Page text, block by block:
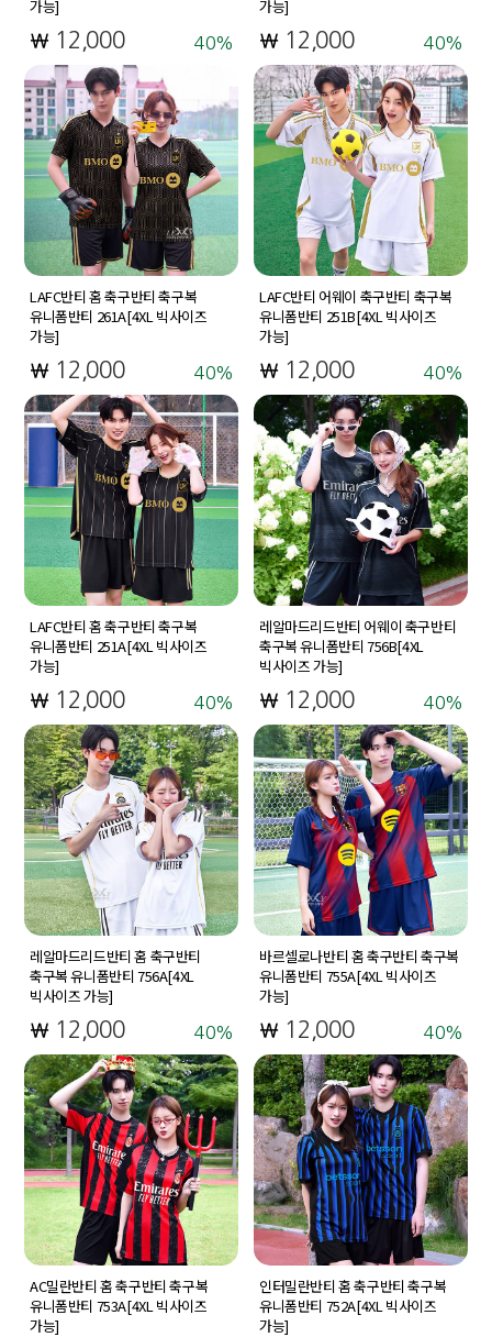
가능]
12,000 40
가능]
12,000 40
LAFC반티 홈 축구반티 축구복
유니폼반티 261A[4XL 빅사이즈
가능]
12,000 40
LAFC반티 어웨이 축구반티 축구복
유니폼반티 251B[4XL 빅사이즈
가능]
12,000 40
LAFC반티 홈 축구반티 축구복
유니폼반티 251A[4XL 빅사이즈
가능]
12,000 40
레알마드리드반티 어웨이 축구반티
축구복 유니폼반티 756B[4XL
빅사이즈 가능]
12,000 40
레알마드리드반티 홈 축구반티
축구복 유니폼반티 756A[4XL
빅사이즈 가능]
12,000 40
바르셀로나반티 홈 축구반티 축구복
유니폼반티 755A[4XL 빅사이즈
가능]
12,000 40
AC밀란반티 홈 축구반티 축구복
유니폼반티 753A[4XL 빅사이즈
가능]
인터밀란반티 홈 축구반티 축구복
유니폼반티 752A[4XL 빅사이즈
가능]